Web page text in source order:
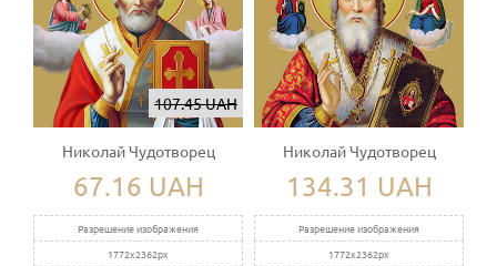
107.45 UAH
Николай Чудотворец
67.16 UAH
Разрешение изображения
1772x2362px
Николай Чудотворец
134.31 UAH
Разрешение изображения
1772x2362px